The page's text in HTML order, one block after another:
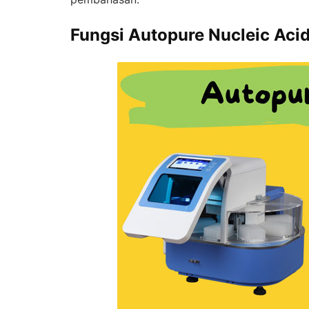
Fungsi Autopure Nucleic